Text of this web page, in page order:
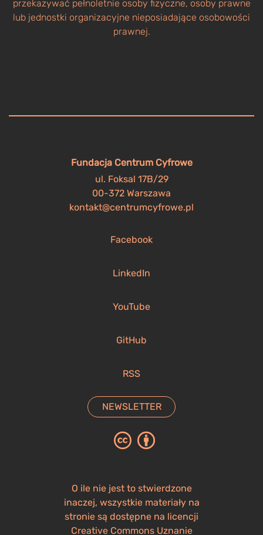
przekazywać pełnoletnie osoby fizyczne, osoby prawne
lub jednostki organizacyjne nieposiadające osobowości
prawnej.
Fundacja Centrum Cyfrowe
ul. Foksal 17B/29
00-372 Warszawa
kontakt@centrumcyfrowe.pl
Facebook
LinkedIn
YouTube
GitHub
RSS
NEWSLETTER
O ile nie jest to stwierdzone
inaczej, wszystkie materiały na
stronie są dostępne na licencji
Creative Commons Uznanie